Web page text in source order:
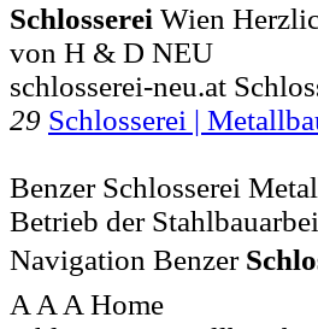
Schlosserei Wien
von H & D NEU
schlosserei-neu.at
29 Schlosserei |
Benzer Schlosserei
Betrieb der
Navigation Benzer
A A A Home